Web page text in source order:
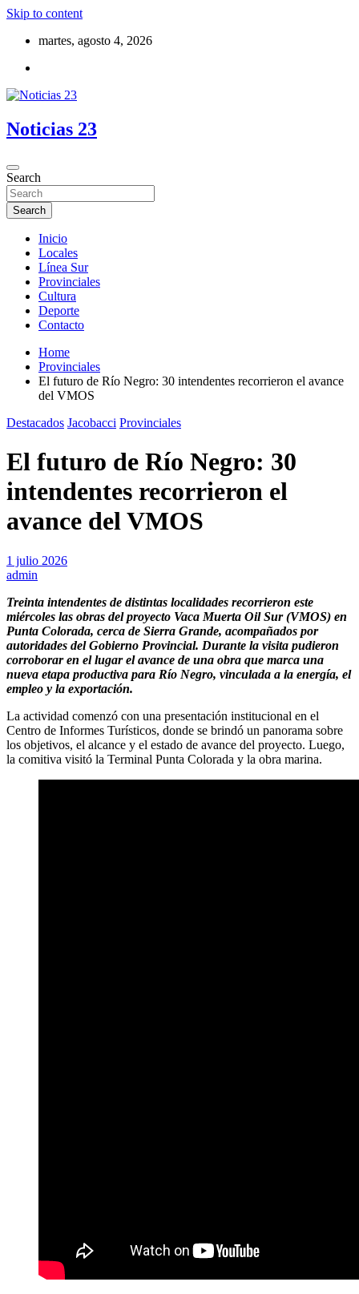
Skip to content
martes, agosto 4, 2026
Noticias 23
Search
Search
Inicio
Locales
Línea Sur
Provinciales
Cultura
Deporte
Contacto
Home
Provinciales
El futuro de Río Negro: 30 intendentes recorrieron el avance
del VMOS
Destacados Jacobacci Provinciales
El futuro de Río Negro: 30
intendentes recorrieron el
avance del VMOS
1 julio 2026
admin
Treinta intendentes de distintas localidades recorrieron este
miércoles las obras del proyecto Vaca Muerta Oil Sur (VMOS) en
Punta Colorada, cerca de Sierra Grande, acompañados por
autoridades del Gobierno Provincial. Durante la visita pudieron
corroborar en el lugar el avance de una obra que marca una
nueva etapa productiva para Río Negro, vinculada a la energía, el
empleo y la exportación.
La actividad comenzó con una presentación institucional en el
Centro de Informes Turísticos, donde se brindó un panorama sobre
los objetivos, el alcance y el estado de avance del proyecto. Luego,
la comitiva visitó la Terminal Punta Colorada y la obra marina.